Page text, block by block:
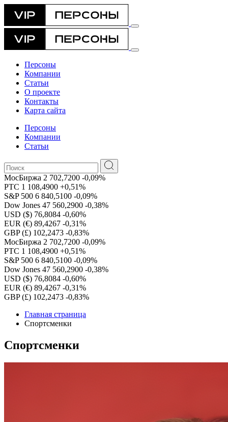
Персоны
Компании
Статьи
О проекте
Контакты
Карта сайта
Персоны
Компании
Статьи
МосБиржа 2 702,7200 -0,09%
РТС 1 108,4900 +0,51%
S&P 500 6 840,5100 -0,09%
Dow Jones 47 560,2900 -0,38%
USD ($) 76,8084 -0,60%
EUR (€) 89,4267 -0,31%
GBP (£) 102,2473 -0,83%
МосБиржа 2 702,7200 -0,09%
РТС 1 108,4900 +0,51%
S&P 500 6 840,5100 -0,09%
Dow Jones 47 560,2900 -0,38%
USD ($) 76,8084 -0,60%
EUR (€) 89,4267 -0,31%
GBP (£) 102,2473 -0,83%
Главная страница
Спортсменки
Спортсменки